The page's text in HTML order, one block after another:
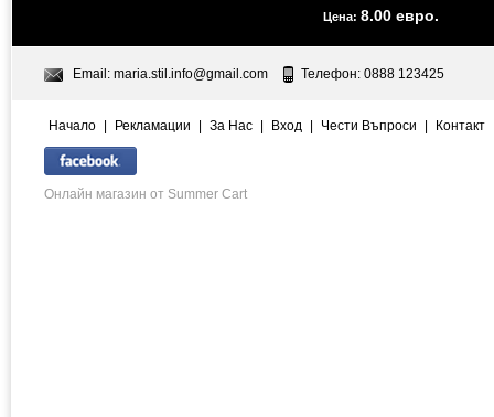
Цена: 8.00 евро.
Email: maria.stil.info@gmail.com Телефон: 0888 123425
Начало | Рекламации | За Нас | Вход | Чести Въпроси | Контакт
Онлайн магазин от Summer Cart